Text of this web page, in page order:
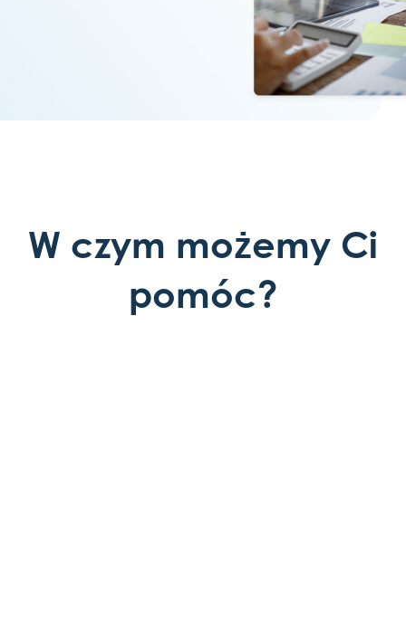
W czym możemy Ci
pomóc?